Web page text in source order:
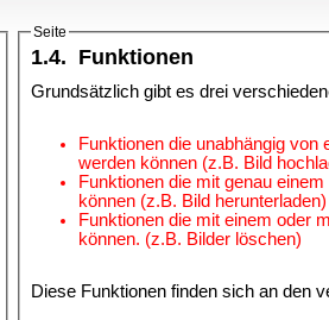
Seite
1.4. Funktionen
Grundsätzlich gibt es drei
Funktionen die unabhängig
werden können (z.B. Bild
Funktionen die mit genau
können (z.B. Bild herunterladen)
Funktionen die mit einem oder
können. (z.B. Bilder löschen)
Diese Funktionen finden sich an den